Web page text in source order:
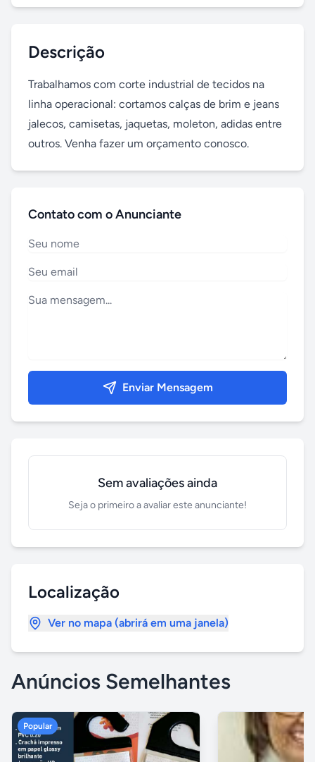
Descrição
Trabalhamos com corte industrial de tecidos na
linha operacional: cortamos calças de brim e jeans
jalecos, camisetas, jaquetas, moleton, adidas entre
outros. Venha fazer um orçamento conosco.
Contato com o Anunciante
Enviar Mensagem
Sem avaliações ainda
Seja o primeiro a avaliar este anunciante!
Localização
Ver no mapa (abrirá em uma janela)
Anúncios Semelhantes
Popular